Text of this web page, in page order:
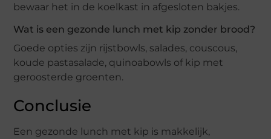
bewaar het in de koelkast in afgesloten bakjes.
Wat is een gezonde lunch met kip zonder brood?
Goede opties zijn rijstbowls, salades, couscous,
koude pastasalade, quinoabowls of kip met
geroosterde groenten.
Conclusie
Een gezonde lunch met kip is makkelijk,